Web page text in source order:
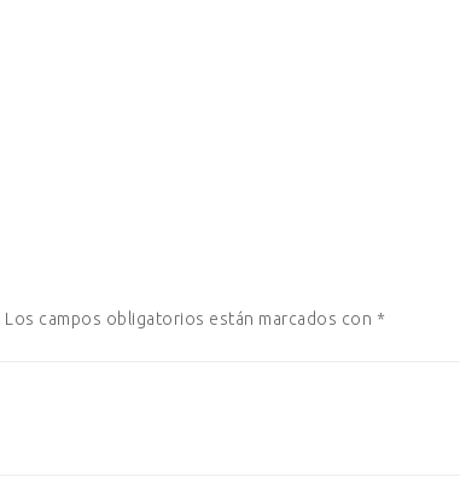
Los campos obligatorios están marcados con *